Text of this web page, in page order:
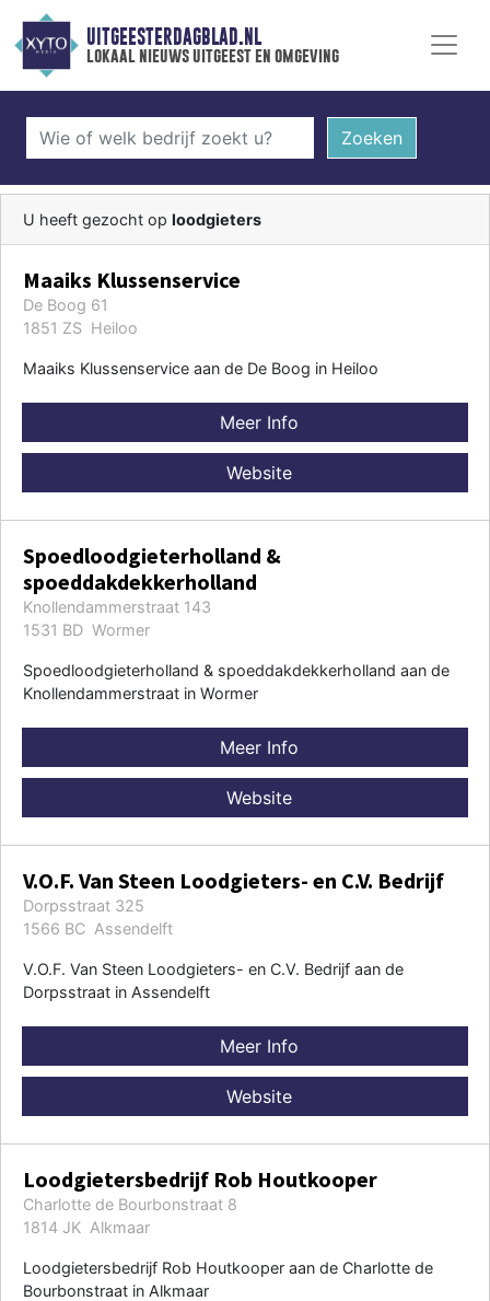
UITGEESTERDAGBLAD.NL
lokaal nieuws uitgeest en omgeving
Zoeken
U heeft gezocht op loodgieters
Maaiks Klussenservice
De Boog 61
1851 ZS Heiloo
Maaiks Klussenservice aan de De Boog in Heiloo
Meer Info
Website
Spoedloodgieterholland &
spoeddakdekkerholland
Knollendammerstraat 143
1531 BD Wormer
Spoedloodgieterholland & spoeddakdekkerholland aan de
Knollendammerstraat in Wormer
Meer Info
Website
V.O.F. Van Steen Loodgieters- en C.V. Bedrijf
Dorpsstraat 325
1566 BC Assendelft
V.O.F. Van Steen Loodgieters- en C.V. Bedrijf aan de
Dorpsstraat in Assendelft
Meer Info
Website
Loodgietersbedrijf Rob Houtkooper
Charlotte de Bourbonstraat 8
1814 JK Alkmaar
Loodgietersbedrijf Rob Houtkooper aan de Charlotte de
Bourbonstraat in Alkmaar